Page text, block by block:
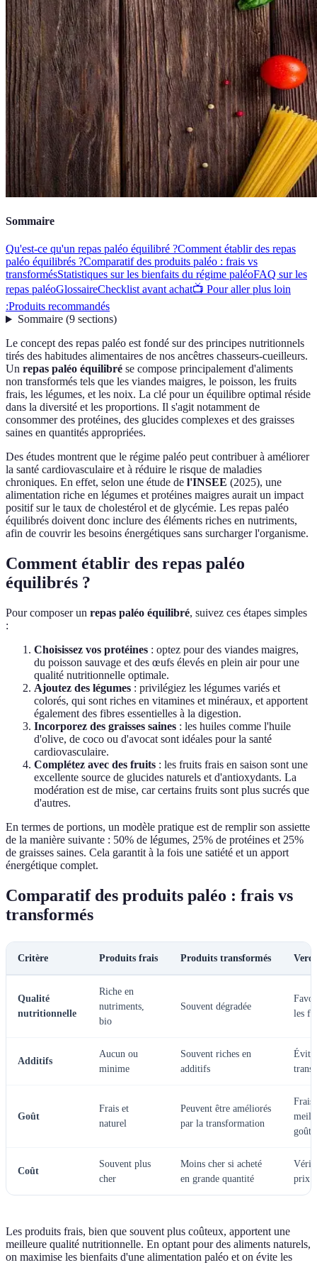
Sommaire
Qu'est-ce qu'un repas paléo équilibré ?Comment établir des repas
paléo équilibrés ?Comparatif des produits paléo : frais vs
transformésStatistiques sur les bienfaits du régime paléoFAQ sur les
repas paléoGlossaireChecklist avant achat📺 Pour aller plus loin
:Produits recommandés
Sommaire(9 sections)
Le concept des repas paléo est fondé sur des principes nutritionnels
tirés des habitudes alimentaires de nos ancêtres chasseurs-cueilleurs.
Un repas paléo équilibré se compose principalement d'aliments
non transformés tels que les viandes maigres, le poisson, les fruits
frais, les légumes, et les noix. La clé pour un équilibre optimal réside
dans la diversité et les proportions. Il s'agit notamment de
consommer des protéines, des glucides complexes et des graisses
saines en quantités appropriées.
Des études montrent que le régime paléo peut contribuer à améliorer
la santé cardiovasculaire et à réduire le risque de maladies
chroniques. En effet, selon une étude de l'INSEE (2025), une
alimentation riche en légumes et protéines maigres aurait un impact
positif sur le taux de cholestérol et de glycémie. Les repas paléo
équilibrés doivent donc inclure des éléments riches en nutriments,
afin de couvrir les besoins énergétiques sans surcharger l'organisme.
Comment établir des repas paléo
équilibrés ?
Pour composer un repas paléo équilibré, suivez ces étapes simples
:
Choisissez vos protéines : optez pour des viandes maigres,
du poisson sauvage et des œufs élevés en plein air pour une
qualité nutritionnelle optimale.
Ajoutez des légumes : privilégiez les légumes variés et
colorés, qui sont riches en vitamines et minéraux, et apportent
également des fibres essentielles à la digestion.
Incorporez des graisses saines : les huiles comme l'huile
d'olive, de coco ou d'avocat sont idéales pour la santé
cardiovasculaire.
Complétez avec des fruits : les fruits frais en saison sont une
excellente source de glucides naturels et d'antioxydants. La
modération est de mise, car certains fruits sont plus sucrés que
d'autres.
En termes de portions, un modèle pratique est de remplir son assiette
de la manière suivante : 50% de légumes, 25% de protéines et 25%
de graisses saines. Cela garantit à la fois une satiété et un apport
énergétique complet.
Comparatif des produits paléo : frais vs
transformés
Critère Produits frais Produits transformés
Qualité
nutritionnelle
Riche en
nutriments,
bio
Souvent dégradée
les
Additifs
Aucun ou
minime
Souvent riches en
additifs
Goût
Frais et
naturel
Peuvent être améliorés
par la transformation
Frais
goût
Coût
Souvent plus
cher
Moins cher si acheté
en grande quantité
prix
Les produits frais, bien que souvent plus coûteux, apportent une
meilleure qualité nutritionnelle. En optant pour des aliments naturels,
on maximise les bienfaits d'une alimentation paléo et on évite les